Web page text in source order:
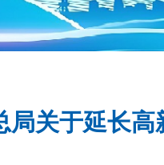
局关于延长